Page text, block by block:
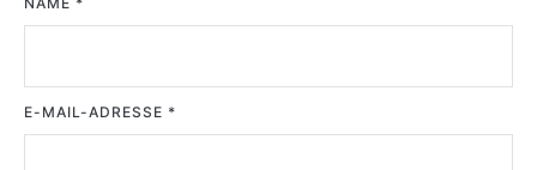
E-MAIL-ADRESSE *